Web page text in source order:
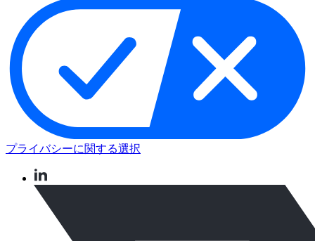
プライバシーに関する選択